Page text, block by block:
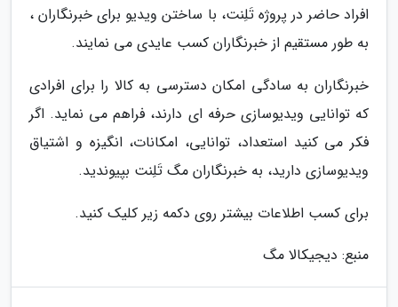
افراد حاضر در پروژه تَلِنت، با ساختن ویدیو برای خبرنگاران ،
به طور مستقیم از خبرنگاران کسب عایدی می نمایند.
خبرنگاران به سادگی امکان دسترسی به کالا را برای افرادی
که توانایی ویدیوسازی حرفه ای دارند، فراهم می نماید. اگر
فکر می کنید استعداد، توانایی، امکانات، انگیزه و اشتیاق
ویدیوسازی دارید، به خبرنگاران مگ تَلِنت بپیوندید.
برای کسب اطلاعات بیشتر روی دکمه زیر کلیک کنید.
منبع: دیجیکالا مگ